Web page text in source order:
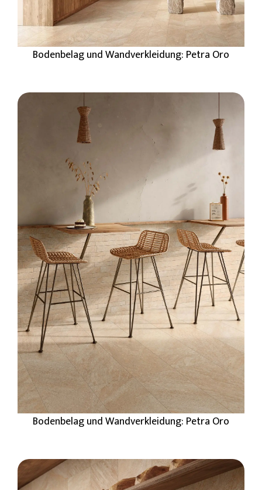
Bodenbelag und Wandverkleidung: Petra Oro
Bodenbelag und Wandverkleidung: Petra Oro